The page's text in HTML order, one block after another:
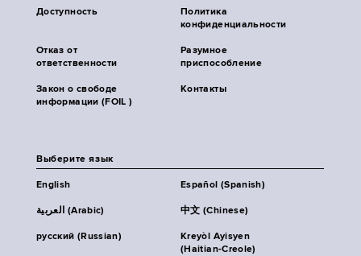
Доступность
Политика
конфиденциальности
Отказ от
ответственности
Разумное
приспособление
Закон о свободе
информации (FOIL )
Контакты
Выберите язык
English Español (Spanish)
العربية (Arabic) 中文 (Chinese)
русский (Russian)
Kreyòl Ayisyen
(Haitian-Creole)